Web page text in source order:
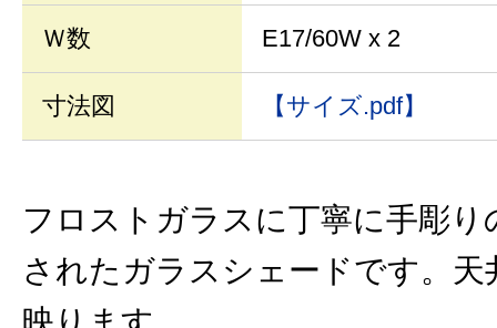
Ｗ数 E17/60W x 2
寸法図 【サイズ.pdf】
フロストガラスに丁寧に手彫り
されたガラスシェードです。天